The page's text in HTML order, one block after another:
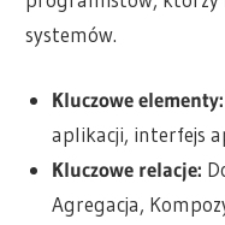
systemów.
Kluczowe elementy:
aplikacji, interfejs
Kluczowe relacje:
Agregacja,